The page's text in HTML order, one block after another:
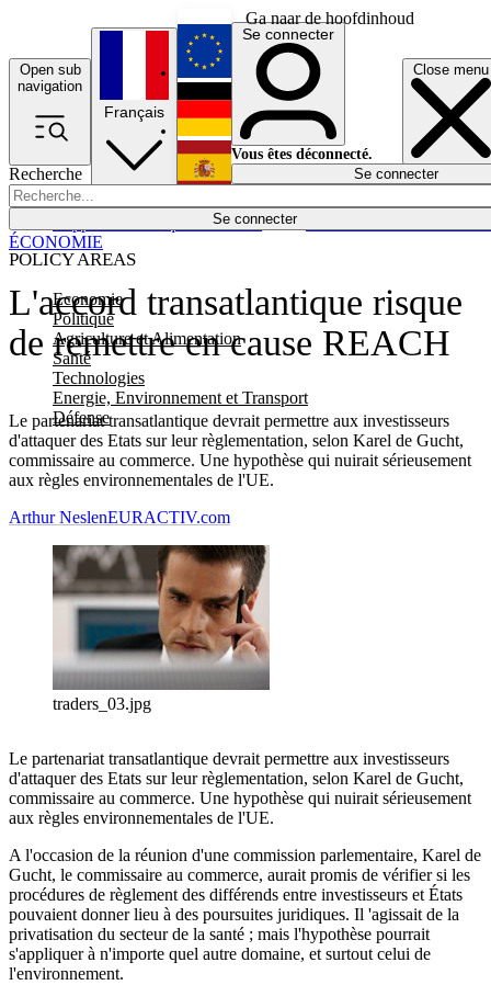
Ga naar de hoofdinhoud
Open sub
navigation
Close menu
Recherche
Se connecter
POLICY AREAS
Economie
Politique
Agriculture et Alimentation
Santé
Technologies
Energie, Environnement et Transport
Défense
Économie
Français
English
Deutsch
Español
Se connecter
Vous êtes déconnecté.
Se connecter
L'accord transatlantique risque
de remettre en cause REACH
Le partenariat transatlantique devrait permettre aux investisseurs
d'attaquer des Etats sur leur règlementation, selon Karel de Gucht,
commissaire au commerce. Une hypothèse qui nuirait sérieusement
aux règles environnementales de l'UE.
ÉCONOMIE
Arthur NeslenEURACTIV.com
traders_03.jpg
Le partenariat transatlantique devrait permettre aux investisseurs
d'attaquer des Etats sur leur règlementation, selon Karel de Gucht,
commissaire au commerce. Une hypothèse qui nuirait sérieusement
aux règles environnementales de l'UE.
A l'occasion de la réunion d'une commission parlementaire, Karel de
Gucht, le commissaire au commerce, aurait promis de vérifier si les
procédures de règlement des différends entre investisseurs et États
pouvaient donner lieu à des poursuites juridiques. Il 'agissait de la
privatisation du secteur de la santé ; mais l'hypothèse pourrait
s'appliquer à n'importe quel autre domaine, et surtout celui de
l'environnement.